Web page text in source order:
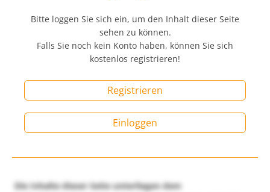
Bitte loggen Sie sich ein, um den Inhalt dieser Seite
sehen zu können.
Falls Sie noch kein Konto haben, können Sie sich
kostenlos registrieren!
Registrieren
Einloggen
Die Inhalte dieser Seite unterliegen dem